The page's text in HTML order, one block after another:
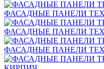
ФАСАДНЫЕ ПАНЕЛИ
ФАСАДНЫЕ ПАНЕЛИ
ФАСАДНЫЕ ПАНЕЛИ